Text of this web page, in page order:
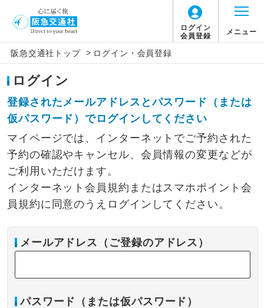
ログイン
会員登録
メニュー
阪急交通社トップ > ログイン・会員登録
ログイン
登録されたメールアドレスとパスワード（または
仮パスワード）でログインしてください
マイページでは、インターネットでご予約された
予約の確認やキャンセル、会員情報の変更などが
ご利用いただけます。
インターネット会員規約またはスマホポイント会
員規約に同意のうえログインしてください。
メールアドレス（ご登録のアドレス）
パスワード（または仮パスワード）